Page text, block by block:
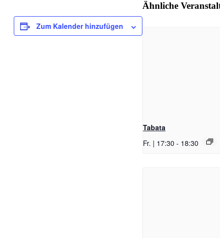
Zum Kalender hinzufügen
Ähnliche
Tabata
Fr. | 17:30- 18:30